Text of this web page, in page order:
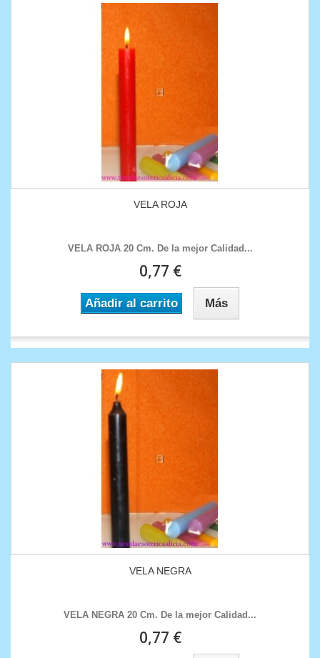
VELA ROJA
VELA ROJA 20 Cm. De la mejor Calidad...
0,77 €
Añadir al carrito Más
VELA NEGRA
VELA NEGRA 20 Cm. De la mejor Calidad...
0,77 €